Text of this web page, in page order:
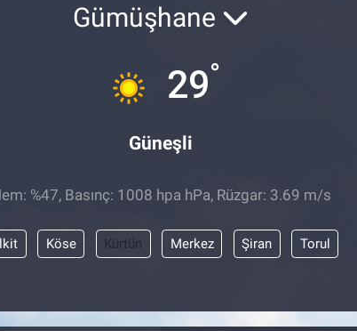
Gümüşhane
29°
Güneşli
%47, Basınç: 1008 hpa hPa, Rüzgar: 3.69 m/s
Köse Kürtün Merkez Şiran Torul